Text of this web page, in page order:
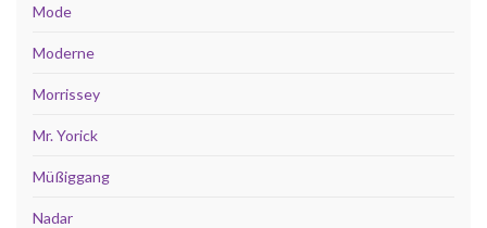
Mode
Moderne
Morrissey
Mr. Yorick
Müßiggang
Nadar